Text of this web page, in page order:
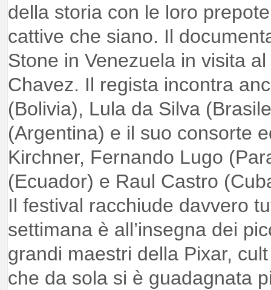
della storia con le loro
cattive che siano. Il
Stone in Venezuela in visita
Chavez. Il regista incontra
(Bolivia), Lula da Silva
(Argentina) e il suo consorte
Kirchner, Fernando Lugo
(Ecuador) e Raul Castro
Il festival racchiude davvero
settimana è all’insegna dei
grandi maestri della Pixar,
che da sola si è guadagnata